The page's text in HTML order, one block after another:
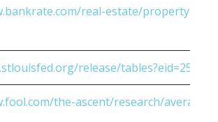
real-estate/property-
release/
the-ascent/research/average-